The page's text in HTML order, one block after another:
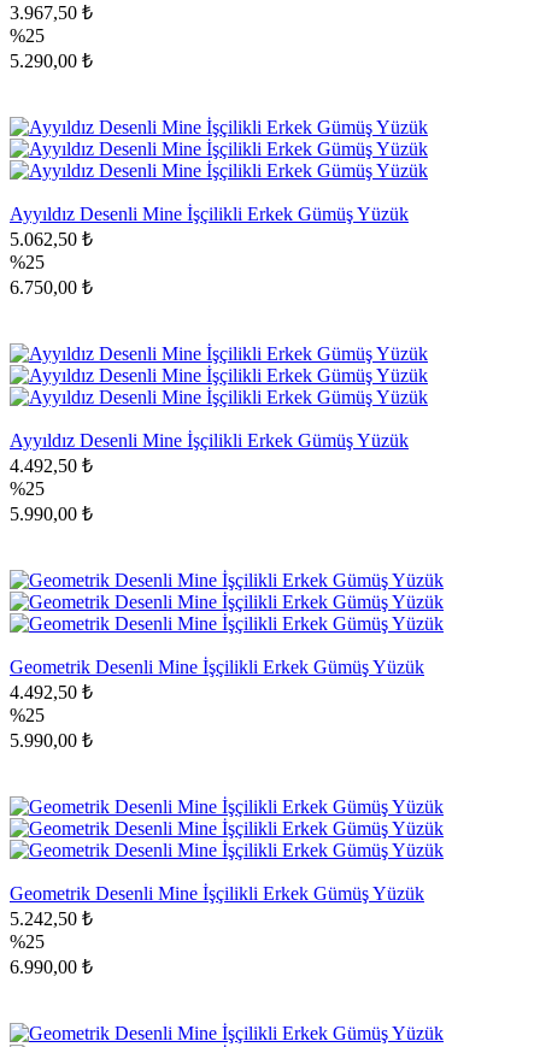
3.967,50 ₺
%25
5.290,00 ₺
Ayyıldız Desenli Mine İşçilikli Erkek Gümüş Yüzük
5.062,50 ₺
%25
6.750,00 ₺
Ayyıldız Desenli Mine İşçilikli Erkek Gümüş Yüzük
4.492,50 ₺
%25
5.990,00 ₺
Geometrik Desenli Mine İşçilikli Erkek Gümüş Yüzük
4.492,50 ₺
%25
5.990,00 ₺
Geometrik Desenli Mine İşçilikli Erkek Gümüş Yüzük
5.242,50 ₺
%25
6.990,00 ₺